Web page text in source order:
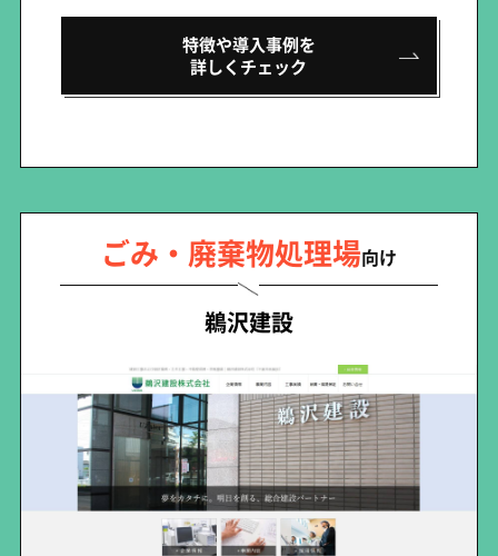
特徴や導入事例を
詳しくチェック
ごみ・廃棄物処理場向け
鵜沢建設